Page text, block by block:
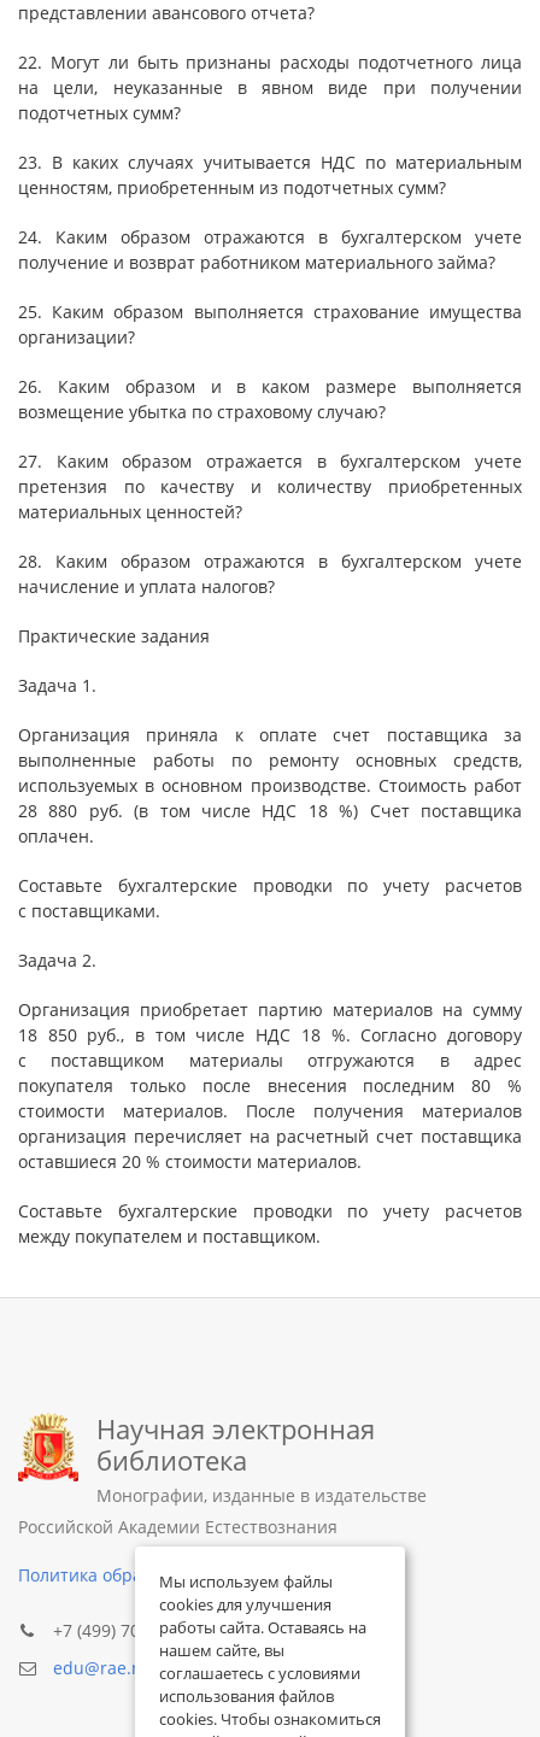
представлении авансового отчета?
22. Могут ли быть признаны расходы подотчетного лица
на цели, неуказанные в явном виде при получении
подотчетных сумм?
23. В каких случаях учитывается НДС по материальным
ценностям, приобретенным из подотчетных сумм?
24. Каким образом отражаются в бухгалтерском учете
получение и возврат работником материального займа?
25. Каким образом выполняется страхование имущества
организации?
26. Каким образом и в каком размере выполняется
возмещение убытка по страховому случаю?
27. Каким образом отражается в бухгалтерском учете
претензия по качеству и количеству приобретенных
материальных ценностей?
28. Каким образом отражаются в бухгалтерском учете
начисление и уплата налогов?
Практические задания
Задача 1.
Организация приняла к оплате счет поставщика за
выполненные работы по ремонту основных средств,
используемых в основном производстве. Стоимость работ
28 880 руб. (в том числе НДС 18 %) Счет поставщика
оплачен.
Составьте бухгалтерские проводки по учету расчетов
с поставщиками.
Задача 2.
Организация приобретает партию материалов на сумму
18 850 руб., в том числе НДС 18 %. Согласно договору
с поставщиком материалы отгружаются в адрес
покупателя только после внесения последним 80 %
стоимости материалов. После получения материалов
организация перечисляет на расчетный счет поставщика
оставшиеся 20 % стоимости материалов.
Составьте бухгалтерские проводки по учету расчетов
между покупателем и поставщиком.
Научная электронная
библиотека
Монографии, изданные в издательстве
Российской Академии Естествознания
Политика обработки персональных данных
+7 (499) 705-72-30
edu@rae.ru
Мы используем файлы
cookies для улучшения
работы сайта. Оставаясь на
нашем сайте, вы
соглашаетесь с условиями
использования файлов
cookies. Чтобы ознакомиться